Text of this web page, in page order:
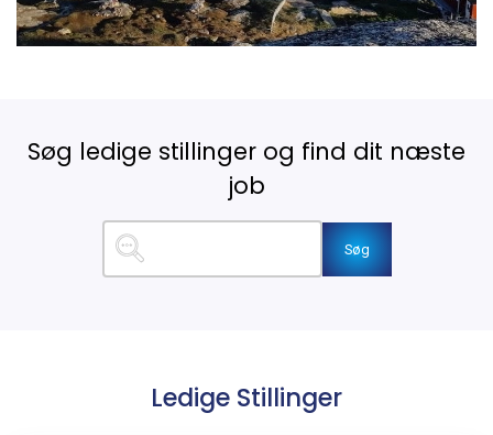
Søg
Ledige Stillinger